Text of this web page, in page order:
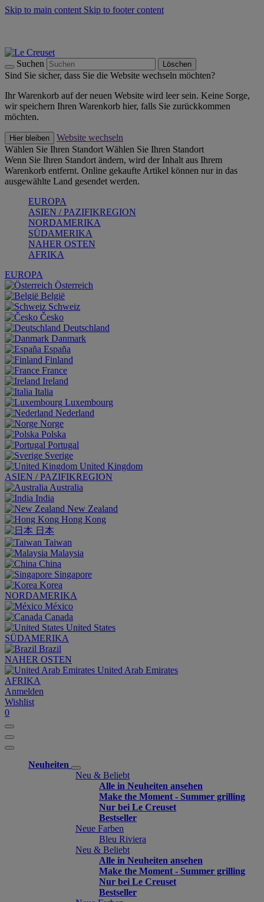
Skip to main content Skip to footer content
Suchen Löschen
Sind Sie sicher, dass Sie die Website wechseln möchten?
Ihr Warenkorb auf der neuen Website wird leer sein. Keine Sorge,
wir speichern Ihren Warenkorb hier, falls Sie zurückkommen
möchten.
Hier bleiben
Website wechseln
Wählen Sie Ihren Standort Wählen Sie Ihren Standort
Wenn Sie Ihren Standort ändern, wird der Inhalt aus Ihrem
Warenkorb entfernt. Online gekaufte Artikel können nur in das
ausgewählte Land gesendet werden.
EUROPA
ASIEN / PAZIFIKREGION
NORDAMERIKA
SÜDAMERIKA
NAHER OSTEN
AFRIKA
EUROPA
Österreich
België
Schweiz
Česko
Deutschland
Danmark
España
Finland
France
Ireland
Italia
Luxembourg
Nederland
Norge
Polska
Portugal
Sverige
United Kingdom
ASIEN / PAZIFIKREGION
Australia
India
New Zealand
Hong Kong
日本
Taiwan
Malaysia
China
Singapore
Korea
NORDAMERIKA
México
Canada
United States
SÜDAMERIKA
Brazil
NAHER OSTEN
United Arab Emirates
AFRIKA
Anmelden
Wishlist
0
Neuheiten
Neu & Beliebt
Alle in Neuheiten ansehen
Make the Moment - Summer grilling
Nur bei Le Creuset
Bestseller
Neue Farben
Bleu Riviera
Neu & Beliebt
Alle in Neuheiten ansehen
Make the Moment - Summer grilling
Nur bei Le Creuset
Bestseller